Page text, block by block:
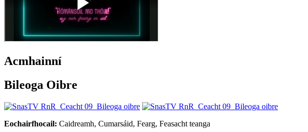
Acmhainní
Bileoga Oibre
Eochairfhocail: Caidreamh, Cumarsáid, Fearg, Feasacht teanga